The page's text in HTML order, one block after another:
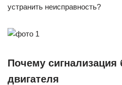
устранить неисправность?
Почему сигнализация
двигателя